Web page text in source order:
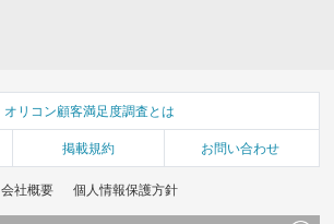
オリコン顧客満足度調査とは
掲載規約 お問い合わせ
会社概要 個人情報保護方針